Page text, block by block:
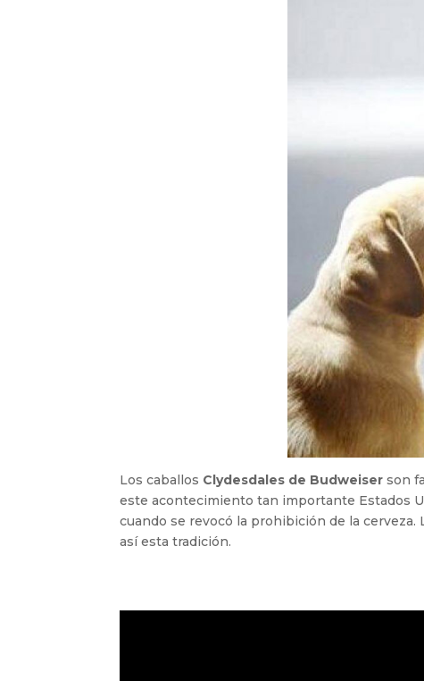
Los caballos Clydesdales de Budweiser son
este acontecimiento tan importante Estados
cuando se revocó la prohibición de la
así esta tradición.